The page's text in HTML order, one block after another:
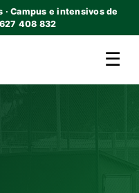
Campus e intensivos de
408 832
☰